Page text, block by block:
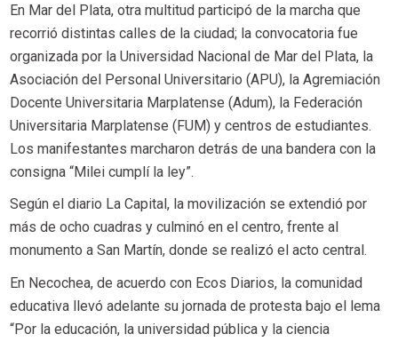
En Mar del Plata, otra multitud participó de la marcha que
recorrió distintas calles de la ciudad; la convocatoria fue
organizada por la Universidad Nacional de Mar del Plata, la
Asociación del Personal Universitario (APU), la Agremiación
Docente Universitaria Marplatense (Adum), la Federación
Universitaria Marplatense (FUM) y centros de estudiantes.
Los manifestantes marcharon detrás de una bandera con la
consigna “Milei cumplí la ley”.
Según el diario La Capital, la movilización se extendió por
más de ocho cuadras y culminó en el centro, frente al
monumento a San Martín, donde se realizó el acto central.
En Necochea, de acuerdo con Ecos Diarios, la comunidad
educativa llevó adelante su jornada de protesta bajo el lema
“Por la educación, la universidad pública y la ciencia